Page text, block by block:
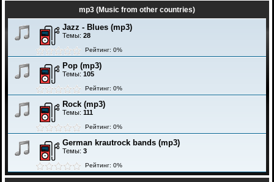
mp3 (Music from other countries)
Jazz - Blues (mp3)
Темы: 28
Рейтинг: 0%
Pop (mp3)
Темы: 105
Рейтинг: 0%
Rock (mp3)
Темы: 111
Рейтинг: 0%
German krautrock bands (mp3)
Темы: 3
Рейтинг: 0%